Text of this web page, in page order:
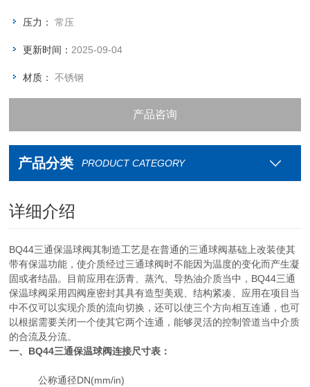
压力： 常压
更新时间： 2025-09-04
材质： 不锈钢
产品咨询
资料下载
联系我们
产品分类 PRODUCT CATEGORY
详细介绍
BQ44三通保温球阀其制造工艺是在普通的三通球阀基础上改装使其
带有保温功能，使介质经过三通球阀时不能因为温度的变化而产生凝
固或者结晶。目前应用在沥青、蒸汽、导热油介质当中，BQ44三通
保温球阀采用四阀座密封其具有造型美观、结构紧凑、应用在项目当
中不仅可以实现介质的流向切换，还可以使三个方向相互连通，也可
以根据需要关闭一个使其它两个连通，能够灵活的控制管道当中介质
的合流及分流。
一、BQ44三通保温球阀连接尺寸表：
公称通径DN(mm/in)